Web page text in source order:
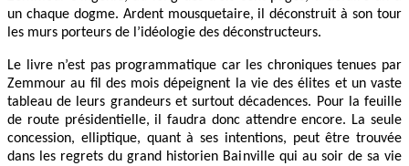
un chaque dogme. Ardent mousquetaire, il déconstruit à son tour
les murs porteurs de l’idéologie des déconstructeurs.
Le livre n’est pas programmatique car les chroniques tenues par
Zemmour au fil des mois dépeignent la vie des élites et un vaste
tableau de leurs grandeurs et surtout décadences. Pour la feuille
de route présidentielle, il faudra donc attendre encore. La seule
concession, elliptique, quant à ses intentions, peut être trouvée
dans les regrets du grand historien Bainville qui au soir de sa vie